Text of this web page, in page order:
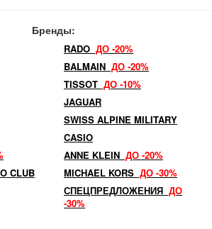
Бренды:
RADO ДО -20%
BALMAIN ДО -20%
TISSOT ДО -10%
JAGUAR
SWISS ALPINE MILITARY
CASIO
ANNE KLEIN ДО -20%
CLUB
MICHAEL KORS ДО -30%
СПЕЦПРЕДЛОЖЕНИЯ ДО
-30%